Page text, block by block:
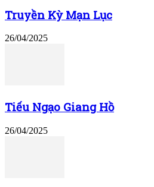
Truyền Kỳ Mạn Lục
26/04/2025
Tiếu Ngạo Giang Hồ
26/04/2025